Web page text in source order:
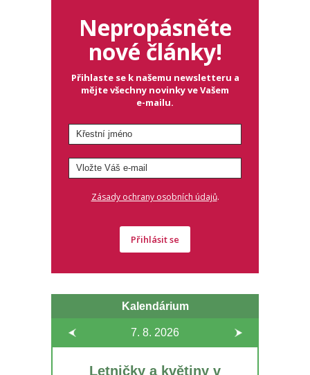
Nepropásněte
nové články!
Přihlaste se k našemu newsletteru a
mějte všechny novinky ve Vašem
e-mailu.
Zásady ochrany osobních údajů.
Přihlásit se
Kalendárium
7. 8. 2026
Letničky a květiny v